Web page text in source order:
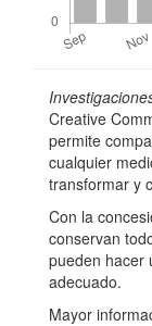
p
a
d
Detalles
del
artículo
Creative
permite
cualquier
transformar y
Con la
conservan
pueden hacer
adecuado.
Mayor